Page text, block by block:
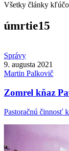
Všetky články
úmrtie15
Správy
9. augusta 2021
Martin Palkovič
Zomrel kňaz
Pastoračnú činnosť